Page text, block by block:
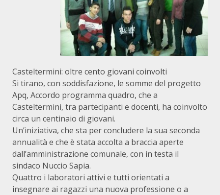
Casteltermini: oltre cento giovani coinvolti
Si tirano, con soddisfazione, le somme del progetto
Apq, Accordo programma quadro, che a
Casteltermini, tra partecipanti e docenti, ha coinvolto
circa un centinaio di giovani.
Un’iniziativa, che sta per concludere la sua seconda
annualità e che è stata accolta a braccia aperte
dall’amministrazione comunale, con in testa il
sindaco Nuccio Sapia.
Quattro i laboratori attivi e tutti orientati a
insegnare ai ragazzi una nuova professione o a